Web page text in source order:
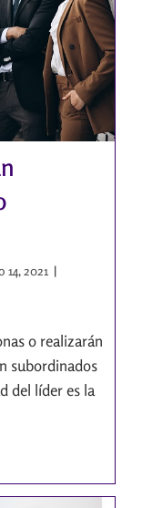
14, 2021
o realizarán
subordinados
del líder es la